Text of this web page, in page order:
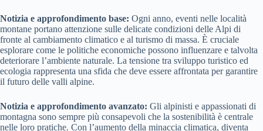
Notizia e approfondimento base: Ogni anno, eventi nelle località
montane portano attenzione sulle delicate condizioni delle Alpi di
fronte al cambiamento climatico e al turismo di massa. È cruciale
esplorare come le politiche economiche possono influenzare e talvolta
deteriorare l’ambiente naturale. La tensione tra sviluppo turistico ed
ecologia rappresenta una sfida che deve essere affrontata per garantire
il futuro delle valli alpine.
Notizia e approfondimento avanzato: Gli alpinisti e appassionati di
montagna sono sempre più consapevoli che la sostenibilità è centrale
nelle loro pratiche. Con l’aumento della minaccia climatica, diventa